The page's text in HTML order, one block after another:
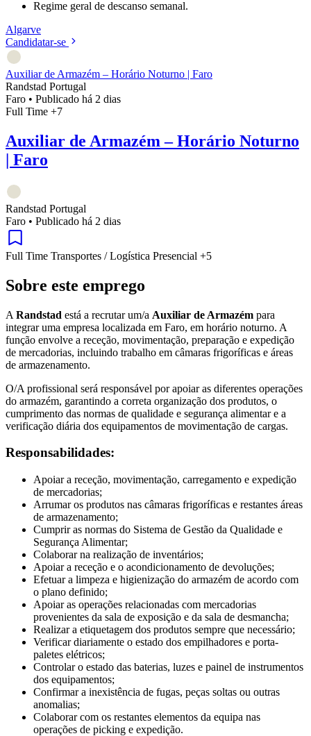
Regime geral de descanso semanal.
Algarve
Candidatar-se
Auxiliar de Armazém – Horário Noturno | Faro
Randstad Portugal
Faro • Publicado há 2 dias
Full Time +7
Auxiliar de Armazém – Horário Noturno
| Faro
Randstad Portugal
Faro • Publicado há 2 dias
Full Time Transportes / Logística Presencial +5
Sobre este emprego
A Randstad está a recrutar um/a Auxiliar de Armazém para
integrar uma empresa localizada em Faro, em horário noturno. A
função envolve a receção, movimentação, preparação e expedição
de mercadorias, incluindo trabalho em câmaras frigoríficas e áreas
de armazenamento.
O/A profissional será responsável por apoiar as diferentes operações
do armazém, garantindo a correta organização dos produtos, o
cumprimento das normas de qualidade e segurança alimentar e a
verificação diária dos equipamentos de movimentação de cargas.
Responsabilidades:
Apoiar a receção, movimentação, carregamento e expedição
de mercadorias;
Arrumar os produtos nas câmaras frigoríficas e restantes áreas
de armazenamento;
Cumprir as normas do Sistema de Gestão da Qualidade e
Segurança Alimentar;
Colaborar na realização de inventários;
Apoiar a receção e o acondicionamento de devoluções;
Efetuar a limpeza e higienização do armazém de acordo com
o plano definido;
Apoiar as operações relacionadas com mercadorias
provenientes da sala de exposição e da sala de desmancha;
Realizar a etiquetagem dos produtos sempre que necessário;
Verificar diariamente o estado dos empilhadores e porta-
paletes elétricos;
Controlar o estado das baterias, luzes e painel de instrumentos
dos equipamentos;
Confirmar a inexistência de fugas, peças soltas ou outras
anomalias;
Colaborar com os restantes elementos da equipa nas
operações de picking e expedição.